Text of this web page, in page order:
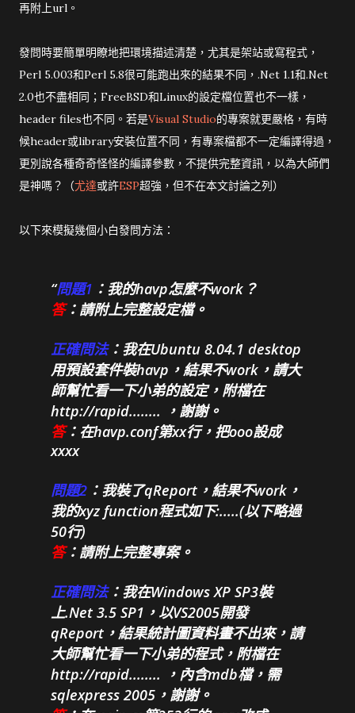
再附上url。
發問時要簡單明瞭地把環境描述清楚，尤其是架站或寫程式，
Perl 5.003和Perl 5.8很可能跑出來的結果不同，.Net 1.1和.Net
2.0也不盡相同；FreeBSD和Linux的設定檔位置也不一樣，
header files也不同。若是Visual Studio的專案就更嚴格，有時
候header或library安裝位置不同，有專案檔都不一定編譯得過，
更別說各種奇奇怪怪的編譯參數，不提供完整資訊，以為大師們
是神嗎？（尤達或許ESP超強，但不在本文討論之列）
以下來模擬幾個小白發問方法：
問題1 ：我的havp怎麼不work？
答：請附上完整設定檔。
正確問法：我在Ubuntu 8.04.1 desktop
用預設套件裝havp，結果不work，請大
師幫忙看一下小弟的設定，附檔在
http://rapid........ ，謝謝。
答：在havp.conf第xx行，把ooo設成
xxxx
問題2 ：我裝了qReport，結果不work，
我的xyz function程式如下:.....(以下略過
50行)
答：請附上完整專案。
正確問法：我在Windows XP SP3裝
上.Net 3.5 SP1，以VS2005開發
qReport，結果統計圖資料畫不出來，請
大師幫忙看一下小弟的程式，附檔在
http://rapid........ ，內含mdb檔，需
sqlexpress 2005，謝謝。